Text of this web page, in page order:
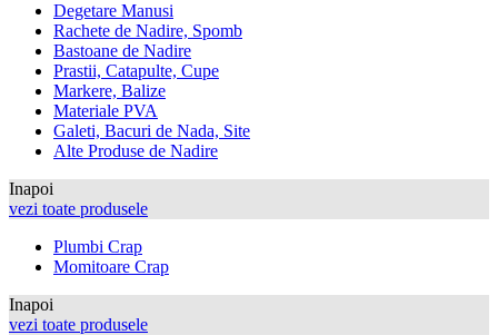
Degetare Manusi
Rachete de Nadire, Spomb
Bastoane de Nadire
Prastii, Catapulte, Cupe
Markere, Balize
Materiale PVA
Galeti, Bacuri de Nada, Site
Alte Produse de Nadire
Inapoi
vezi toate produsele
Plumbi Crap
Momitoare Crap
Inapoi
vezi toate produsele